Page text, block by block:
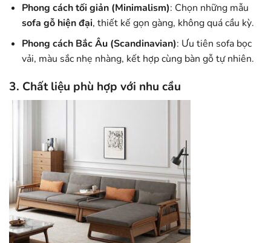
Phong cách tối giản (Minimalism): Chọn những mẫu
sofa gỗ hiện đại, thiết kế gọn gàng, không quá cầu kỳ.
Phong cách Bắc Âu (Scandinavian): Ưu tiên sofa bọc
vải, màu sắc nhẹ nhàng, kết hợp cùng bàn gỗ tự nhiên.
3. Chất liệu phù hợp với nhu cầu